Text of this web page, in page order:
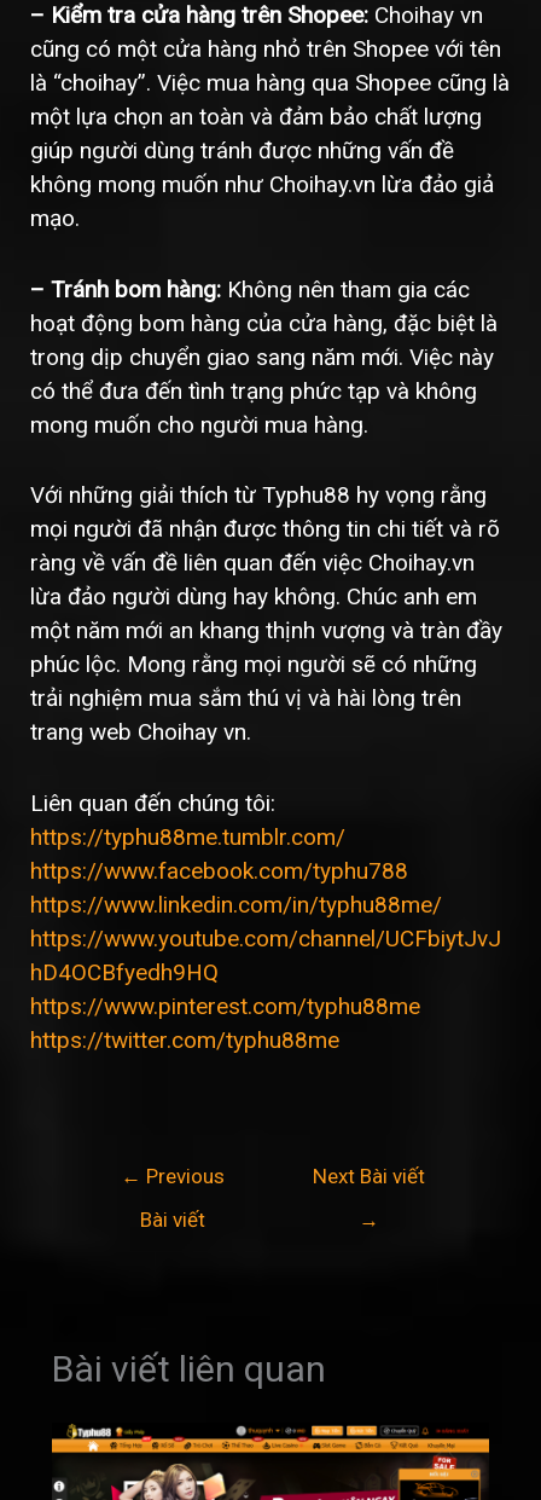
– Kiểm tra cửa hàng trên Shopee:Choihay vn
cũng có một cửa hàng nhỏ trên Shopee với tên
là “choihay”. Việc mua hàng qua Shopee cũng là
một lựa chọn an toàn và đảm bảo chất lượng
giúp người dùng tránh được những vấn đề
không mong muốn như Choihay.vn lừa đảo giả
mạo.
– Tránh bom hàng:Không nên tham gia các
hoạt động bom hàng của cửa hàng, đặc biệt là
trong dịp chuyển giao sang năm mới. Việc này
có thể đưa đến tình trạng phức tạp và không
mong muốn cho người mua hàng.
Với những giải thích từ Typhu88 hy vọng rằng
mọi người đã nhận được thông tin chi tiết và rõ
ràng về vấn đề liên quan đến việc Choihay.vn
lừa đảo người dùng hay không. Chúc anh em
một năm mới an khang thịnh vượng và tràn đầy
phúc lộc. Mong rằng mọi người sẽ có những
trải nghiệm mua sắm thú vị và hài lòng trên
trang web Choihay vn.
Liên quan đến chúng tôi:
https://typhu88me.tumblr.com/
https://www.facebook.com/typhu788
https://www.linkedin.com/in/typhu88me/
https://www.youtube.com/channel/UCFbiytJvJ
hD4OCBfyedh9HQ
https://www.pinterest.com/typhu88me
https://twitter.com/typhu88me
← Previous
Bài viết
Next Bài viết
→
Bài viết liên quan